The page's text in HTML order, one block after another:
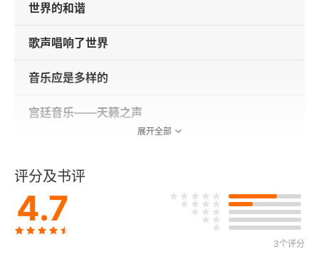
世界的和谐
歌声唱响了世界
音乐应是多样的
宫廷音乐——天籁之声
一个萨克森人在伦敦创作意大利音乐
“他的名字应该是大海而不是小溪”
展开全部
评分及书评
4.7
3个评分